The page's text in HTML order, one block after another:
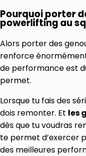
Pourquoi porter
powerlifting au
Alors porter des
renforce
de performance est
permet.
Lorsque tu fais des
dois remonter. Et les
dès que tu voudras
te permet d’exercer
des meilleures